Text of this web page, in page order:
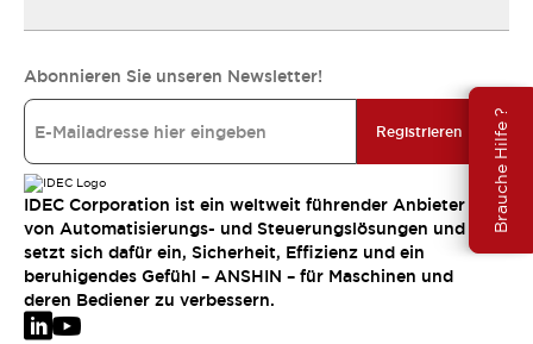
Brauche Hilfe ?
Abonnieren Sie unseren Newsletter!
Registrieren
IDEC Corporation ist ein weltweit führender Anbieter
von Automatisierungs- und Steuerungslösungen und
setzt sich dafür ein, Sicherheit, Effizienz und ein
beruhigendes Gefühl – ANSHIN – für Maschinen und
deren Bediener zu verbessern.